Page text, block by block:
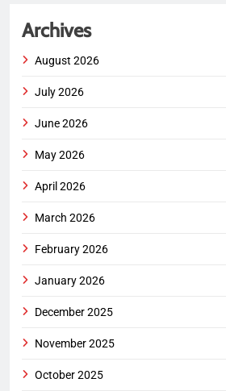
Archives
August 2026
July 2026
June 2026
May 2026
April 2026
March 2026
February 2026
January 2026
December 2025
November 2025
October 2025